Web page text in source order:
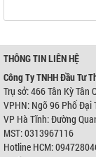
THÔNG TIN LIÊN HỆ
Công Ty TNHH Đầu Tư
Trụ sở: 466 Tân Kỳ Tân
VPHN: Ngõ 96 Phố Đại
VP Hà Tĩnh: Đường
MST: 0313967116
Hotline HCM: